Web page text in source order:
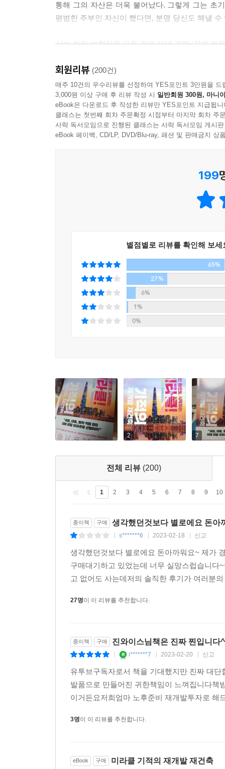
통해 그의 자산은 더욱 불어났다. 그렇게 그는 초
평범한 주부인 자신이 했다면, 분명 당신도 해낼 수
상승·하락·보합장을 모두 겪은 15년 경력 ‘진짜 전
이 책의 저자 진와이스는 특히 무주택자, 1주택
기다리지 않아도 입지 좋은 곳의 신축 아파트를 선
소액으로도 투자할 수 있고, 재개발·재건축 투자
·세금으로부터 자유로운 마법 같은 투자다. 그런
재개발·재건축 투자는 ‘고수’나 하는 분야일까?
지식부터 재개발·재건축 절차 및 투자 사례, 매
다음 기적의 주인공은 당신이다!
“아파트 가격이 뚝뚝 떨어지는 시기에 어떻게 재
결정이 쉬울 리 없다. 하지만 하락이 있으면 언젠
과연 무엇을 할 수 있을까? 또다시 두려움과 후회
않았다. 꾸준히 책을 읽고, 현장에 나가고, 투자를
다음 주인공이 될 것인가? 다음 기적의 주인공은
회원리뷰 (200건)
매주 10건의 우수리뷰를 선정하여 YES포인트 3만원을 드
3,000원 이상 구매 후 리뷰 작성 시 일반회원 300원, 마니
eBook은 다운로드 후 작성한 리뷰만 YES포인트 지급됩니
클래스는 첫번째 회차 주문확정 시점부터 마지막 회차 주
사락 독서모임으로 진행된 클래스는 사락 독서모임 게시
eBook 페이백, CD/LP, DVD/Blu-ray, 패션 및 판매금지 상
199
별점별로 리뷰를 확인해 보세
65%
27%
6%
1%
0%
2 7
전체 리뷰 (200)
1 2 3 4 5 6 7 8 9 10
종이책 구매 생각했던것보다 별로에요 돈아
s*******6 2023-02-18 신고
생각했던것보다 별로에요 돈아까워요~ 제가
구매대기하고 있었는데 너무 실망스럽습니다
고 없어도 사는데저의 솔직한 후기가 여러분
27명이 이 리뷰를 추천합니다.
종이책 구매 진와이스님책은 진짜 찐입니다
i*******7 2023-02-20 신고
유투브구독자로서 책을 기대했지만 진짜 대
발품으로 만들어진 귀한책임이 느껴집니다책
이거든요저희엄마 노후준비 재개발투자로
3명이 이 리뷰를 추천합니다.
eBook 구매 미라클 기적의 재개발 재건축